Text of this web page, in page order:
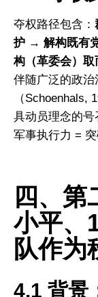
夺权路径包含：
护 → 解构既有
构（革委会）取
伴随广泛的政
（Schoenhals,
具动员理念的
军事执行力 = 突
四、第
小平、
队作为
4.1 背景